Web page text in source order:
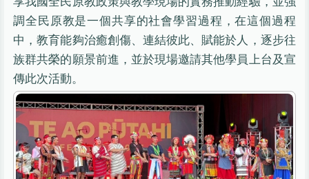
調全民原教是一個共享的社會學習過程，在這個過程
中，教育能夠治癒創傷、連結彼此、賦能於人，逐步往
族群共榮的願景前進，並於現場邀請其他學員上台及宣
傳此次活動。